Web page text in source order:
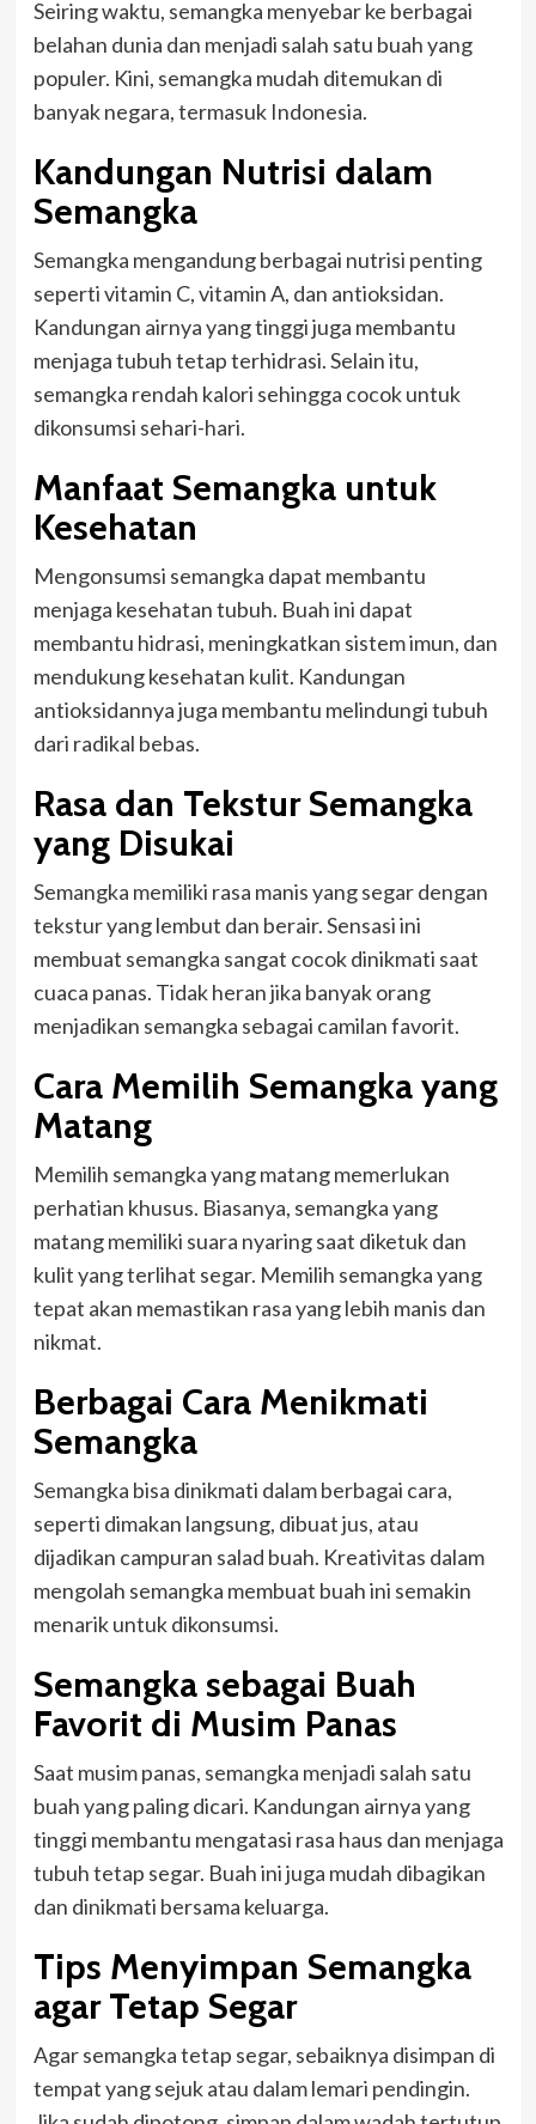
Seiring waktu, semangka menyebar ke berbagai
belahan dunia dan menjadi salah satu buah yang
populer. Kini, semangka mudah ditemukan di
banyak negara, termasuk Indonesia.
Kandungan Nutrisi dalam
Semangka
Semangka mengandung berbagai nutrisi penting
seperti vitamin C, vitamin A, dan antioksidan.
Kandungan airnya yang tinggi juga membantu
menjaga tubuh tetap terhidrasi. Selain itu,
semangka rendah kalori sehingga cocok untuk
dikonsumsi sehari-hari.
Manfaat Semangka untuk
Kesehatan
Mengonsumsi semangka dapat membantu
menjaga kesehatan tubuh. Buah ini dapat
membantu hidrasi, meningkatkan sistem imun, dan
mendukung kesehatan kulit. Kandungan
antioksidannya juga membantu melindungi tubuh
dari radikal bebas.
Rasa dan Tekstur Semangka
yang Disukai
Semangka memiliki rasa manis yang segar dengan
tekstur yang lembut dan berair. Sensasi ini
membuat semangka sangat cocok dinikmati saat
cuaca panas. Tidak heran jika banyak orang
menjadikan semangka sebagai camilan favorit.
Cara Memilih Semangka yang
Matang
Memilih semangka yang matang memerlukan
perhatian khusus. Biasanya, semangka yang
matang memiliki suara nyaring saat diketuk dan
kulit yang terlihat segar. Memilih semangka yang
tepat akan memastikan rasa yang lebih manis dan
nikmat.
Berbagai Cara Menikmati
Semangka
Semangka bisa dinikmati dalam berbagai cara,
seperti dimakan langsung, dibuat jus, atau
dijadikan campuran salad buah. Kreativitas dalam
mengolah semangka membuat buah ini semakin
menarik untuk dikonsumsi.
Semangka sebagai Buah
Favorit di Musim Panas
Saat musim panas, semangka menjadi salah satu
buah yang paling dicari. Kandungan airnya yang
tinggi membantu mengatasi rasa haus dan menjaga
tubuh tetap segar. Buah ini juga mudah dibagikan
dan dinikmati bersama keluarga.
Tips Menyimpan Semangka
agar Tetap Segar
Agar semangka tetap segar, sebaiknya disimpan di
tempat yang sejuk atau dalam lemari pendingin.